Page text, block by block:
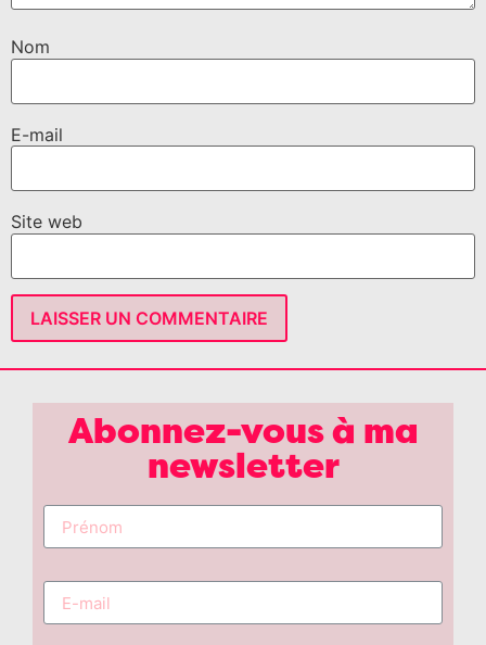
Nom
E-mail
Site web
Abonnez-vous à ma
newsletter